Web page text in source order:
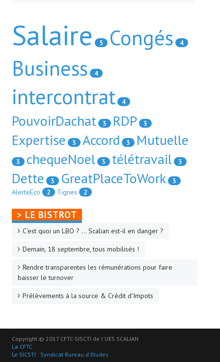
Salaire 5 Congés 4
Business 4
intercontrat 4
PouvoirDachat 3 RDP 3
Expertise 3 Accord 3 Mutuelle
3 chequeNoel 3 télétravail 3
Dette 3 GreatPlaceToWork
3
AlerteEco
2 Tignes 2
> LE BISTROT
C'est quoi un LBO ? ... Scalian est-il en danger ?
Demain, 18 septembre, tous mobilisés !
Rendre transparentes les rémunérations pour faire
baisser le turnover
Prélèvements à la source & Crédit d'Impots
Copyright © 2017 CFTC-SISCTI de l'UES SCALIAN
La CFTC
Le SICSTI : Syndicat Bureau d'Etudes